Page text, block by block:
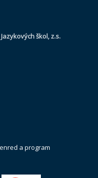
škol, z.s.
a program